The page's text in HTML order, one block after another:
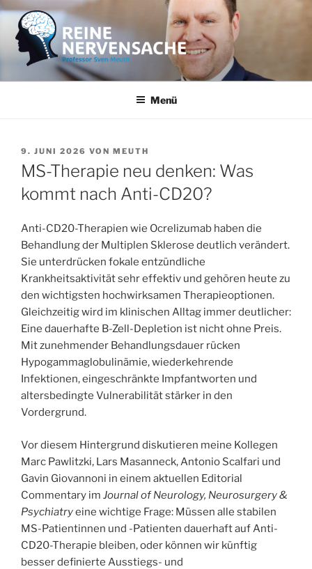
Zum
Inhalt
springen
REINE NERVENSACHE
Professor Sven Meuth
Menü
VERÖFFENTLICHT
AM
9. JUNI 2026 VON MEUTH
MS-Therapie neu denken: Was
kommt nach Anti-CD20?
Anti-CD20-Therapien wie Ocrelizumab haben die
Behandlung der Multiplen Sklerose deutlich verändert.
Sie unterdrücken fokale entzündliche
Krankheitsaktivität sehr effektiv und gehören heute zu
den wichtigsten hochwirksamen Therapieoptionen.
Gleichzeitig wird im klinischen Alltag immer deutlicher:
Eine dauerhafte B-Zell-Depletion ist nicht ohne Preis.
Mit zunehmender Behandlungsdauer rücken
Hypogammaglobulinämie, wiederkehrende
Infektionen, eingeschränkte Impfantworten und
altersbedingte Vulnerabilität stärker in den
Vordergrund.
Vor diesem Hintergrund diskutieren meine Kollegen
Marc Pawlitzki, Lars Masanneck, Antonio Scalfari und
Gavin Giovannoni in einem aktuellen Editorial
Commentary im Journal of Neurology, Neurosurgery &
Psychiatryeine wichtige Frage: Müssen alle stabilen
MS-Patientinnen und -Patienten dauerhaft auf Anti-
CD20-Therapie bleiben, oder können wir künftig
besser definierte Ausstiegs- und